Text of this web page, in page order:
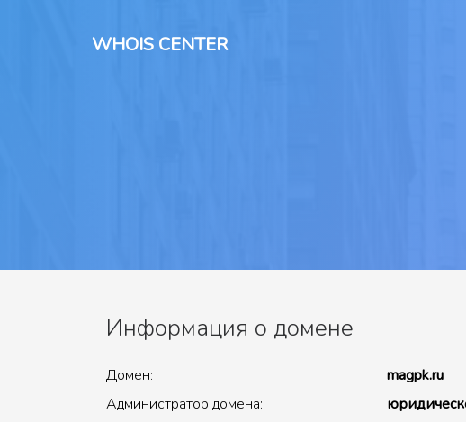
WHOIS CENTER
Информация о домене
Домен:
magpk.ru
Администратор домена: